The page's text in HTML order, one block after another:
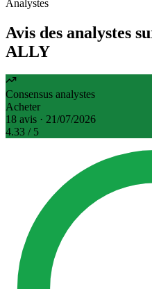
Analystes
Avis des analystes
ALLY
Consensus analystes
Acheter
18 avis · 21/07/2026
4.33 / 5